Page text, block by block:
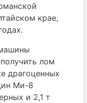
крае,
лом
драгоценных
Ми-8
и 2,1 т